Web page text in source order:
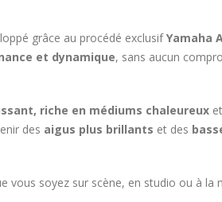
grâce au procédé exclusifYamaha
et dynamique, sans aucun
riche en médiums chaleureux
des aigus plus brillants et des
vous soyez sur scène, en studio ou à